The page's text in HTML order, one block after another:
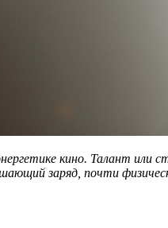
кино. Талант
заряд, почти